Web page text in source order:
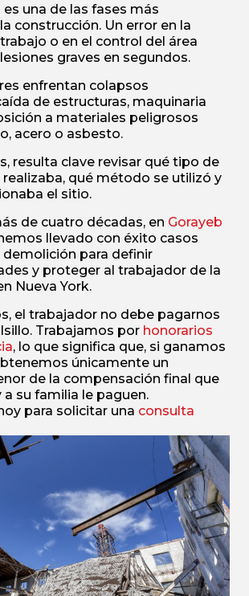
una de las fases más
construcción. Un error en la
o en el control del área
graves en segundos.
enfrentan colapsos
de estructuras, maquinaria
a materiales peligrosos
acero o asbesto.
resulta clave revisar qué tipo de
qué método se utilizó y
el sitio.
de cuatro décadas, en Gorayeb
llevado con éxito casos
para definir
y proteger al trabajador de la
Nueva York.
el trabajador no debe pagarnos
Trabajamos por honorarios
, lo que significa que, si ganamos
únicamente un
de la compensación final que
su familia le paguen.
para solicitar una consulta